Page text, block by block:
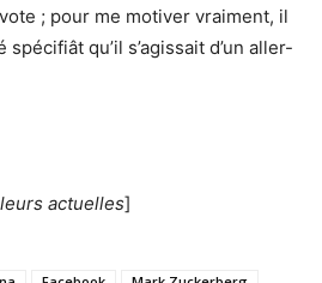
; pour me motiver vraiment, il
qu’il s’agissait d’un aller-
actuelles]